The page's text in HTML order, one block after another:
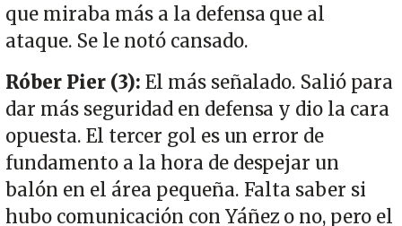
que miraba más a la defensa que al
ataque. Se le notó cansado.
Róber Pier (3): El más señalado. Salió para
dar más seguridad en defensa y dio la cara
opuesta. El tercer gol es un error de
fundamento a la hora de despejar un
balón en el área pequeña. Falta saber si
hubo comunicación con Yáñez o no, pero el